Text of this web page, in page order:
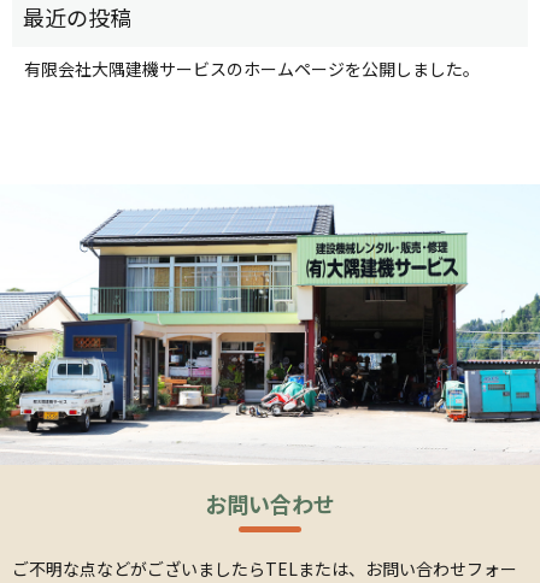
有限会社大隅建機サービスのホームページを公開しました。
お問い合わせ
ご不明な点などがございましたらTELまたは、お問い合わせフォー